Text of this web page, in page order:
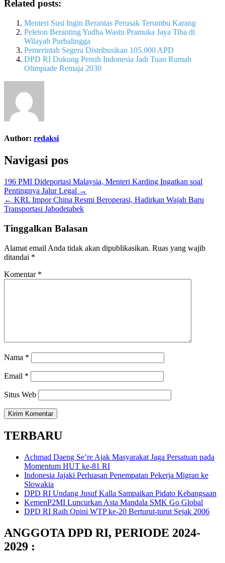
Related posts:
Menteri Susi Ingin Berantas Perusak Terumbu Karang
Peleton Beranting Yudha Wastu Pramuka Jaya Tiba di
Wilayah Purbalingga
Pemerintah Segera Distribusikan 105.000 APD
DPD RI Dukung Penuh Indonesia Jadi Tuan Rumah
Olimpiade Remaja 2030
Author: redaksi
Navigasi pos
196 PMI Dideportasi Malaysia, Menteri Karding Ingatkan soal
Pentingnya Jalur Legal →
← KRL Impor China Resmi Beroperasi, Hadirkan Wajah Baru
Transportasi Jabodetabek
Tinggalkan Balasan
Alamat email Anda tidak akan dipublikasikan. Ruas yang wajib
ditandai *
Komentar *
Nama *
Email *
Situs Web
TERBARU
Achmad Daeng Se’re Ajak Masyarakat Jaga Persatuan pada
Momentum HUT ke-81 RI
Indonesia Jajaki Perluasan Penempatan Pekerja Migran ke
Slowakia
DPD RI Undang Jusuf Kalla Sampaikan Pidato Kebangsaan
KemenP2MI Luncurkan Asta Mandala SMK Go Global
DPD RI Raih Opini WTP ke-20 Berturut-turut Sejak 2006
ANGGOTA DPD RI, PERIODE 2024-
2029 :